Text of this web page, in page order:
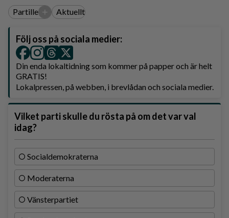
Partille + Aktuellt
Följ oss på sociala medier:
Din enda lokaltidning som kommer på papper och är helt
GRATIS!
Lokalpressen, på webben, i brevlådan och sociala medier.
Vilket parti skulle du rösta på om det var val
idag?
Socialdemokraterna
Moderaterna
Vänsterpartiet